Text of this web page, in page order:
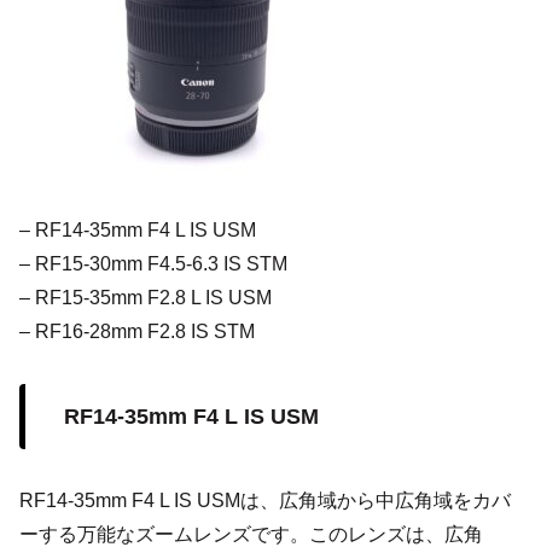
– RF14-35mm F4 L IS USM
– RF15-30mm F4.5-6.3 IS STM
– RF15-35mm F2.8 L IS USM
– RF16-28mm F2.8 IS STM
RF14-35mm F4 L IS USM
RF14-35mm F4 L IS USMは、広角域から中広角域をカバ
ーする万能なズームレンズです。このレンズは、広角